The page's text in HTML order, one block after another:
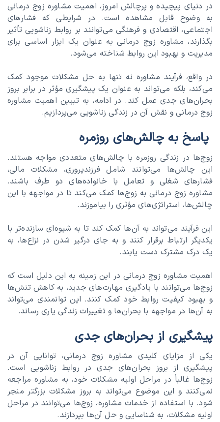
در دنیای پیچیده و پرچالش امروز، اهمیت مشاوره زوج درمانی
به وضوح قابل مشاهده است. در شرایطی که فشارهای
اجتماعی، اقتصادی و فرهنگی می‌توانند بر روابط زناشویی تأثیر
بگذارند، مشاوره زوج درمانی به عنوان یک ابزار اساسی برای
مدیریت و بهبود این روابط شناخته می‌شود.
در واقع، فرآیند مشاوره نه تنها به حل مشکلات موجود کمک
می‌کند، بلکه می‌تواند به عنوان یک پیشگیری مؤثر در برابر بروز
بحران‌های جدی عمل کند. در ادامه، به تبیین اهمیت مشاوره
زوج درمانی و نقش آن در زندگی زناشویی می‌پردازیم.
پاسخ به چالش‌های روزمره
زوج‌ها در زندگی روزمره با چالش‌های متعددی مواجه هستند.
این چالش‌ها می‌توانند شامل فرزندپروری، مشکلات مالی،
فشارهای شغلی و تعامل با خانواده‌های دو طرف باشند.
مشاوره زوج درمانی به زوج‌ها کمک می‌کند تا در مواجهه با این
چالش‌ها، استراتژی‌های مؤثری را بیاموزند.
این فرآیند می‌تواند به آن‌ها کمک کند تا به شیوه‌ای سازنده‌تر با
یکدیگر ارتباط برقرار کنند و به جای درگیر شدن در نزاع‌ها، به
یک درک مشترک دست یابند.
اهمیت مشاوره زوج درمانی در این زمینه به این دلیل است که
زوج‌ها می‌توانند با یادگیری مهارت‌های جدید، به کاهش تنش‌ها
و بهبود کیفیت روابط خود کمک کنند. این توانمندی می‌تواند
به آن‌ها در مواجهه با بحران‌ها و تغییرات زندگی یاری رساند.
پیشگیری از بحران‌های جدی
یکی از مزایای کلیدی مشاوره زوج درمانی، توانایی آن در
پیشگیری از بروز بحران‌های جدی در روابط زناشویی است.
زوج‌ها غالباً در مراحل اولیه مشکلات خود، به مشاوره مراجعه
نمی‌کنند و این موضوع می‌تواند به بروز مشکلات بزرگتر منجر
شود. با استفاده از خدمات مشاوره، زوج‌ها می‌توانند در مراحل
اولیه مشکلات، به شناسایی و حل آن‌ها بپردازند.